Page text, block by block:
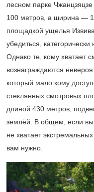
лесном парке
100 метров, а ширина —
площадкой ущелья
убедиться,
Однако те, кому хватает
вознаграждаются
который мало кому
стеклянных смотровых
длиной 430 метров,
землёй. В общем, если
не хватает
вам нужно.